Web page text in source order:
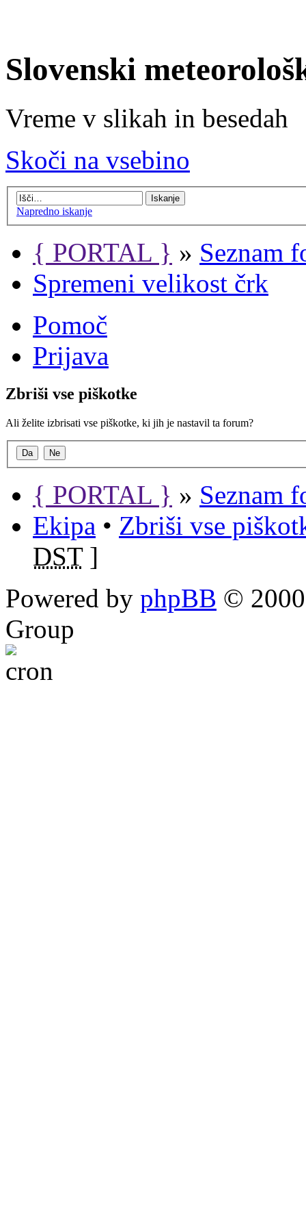
Slovenski
Vreme v slikah in besedah
Skoči na vsebino
Napredno iskanje
{ PORTAL } » Seznam
Spremeni velikost črk
Pomoč
Prijava
Zbriši vse piškotke
Ali želite izbrisati vse piškotke, ki jih je nastavil ta forum?
{ PORTAL } » Seznam
Ekipa • Zbriši vse
DST]
Powered by phpBB ©
Group